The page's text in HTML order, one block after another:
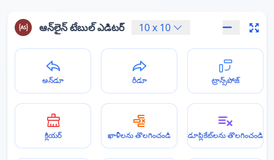
ఆన్‌లైన్ టేబుల్ ఎడిటర్ 10x 10
అన్‌డూ రీడూ ట్రాన్స్‌పోజ్
క్లియర్ ఖాళీలను తొలగించండి డూప్లికేట్‌లను తొలగించండి